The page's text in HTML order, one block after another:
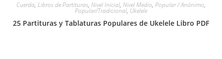
Cuerda, Libros de Partituras, Nivel Inicial, Nivel Medio, Popular / Anónimo,
Popular/Tradicional, Ukelele
25 Partituras y Tablaturas Populares de Ukelele Libro PDF